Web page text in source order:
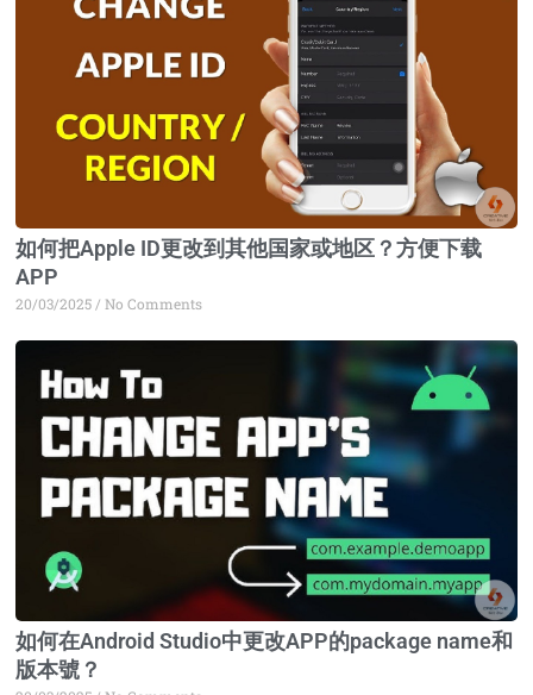
如何把Apple ID更改到其他国家或地区？方便下载
APP
20/03/2025 No Comments
如何在Android Studio中更改APP的package name和
版本號？